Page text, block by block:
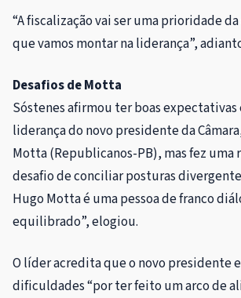
“A fiscalização vai ser uma prioridade
que vamos montar na liderança”,
Desafios de Motta
Sóstenes afirmou ter boas expectativas
liderança do novo presidente da
Motta (Republicanos-PB), mas fez uma
desafio de conciliar posturas divergentes
Hugo Motta é uma pessoa de franco
equilibrado”, elogiou.
O líder acredita que o novo presidente
dificuldades “por ter feito um arco de